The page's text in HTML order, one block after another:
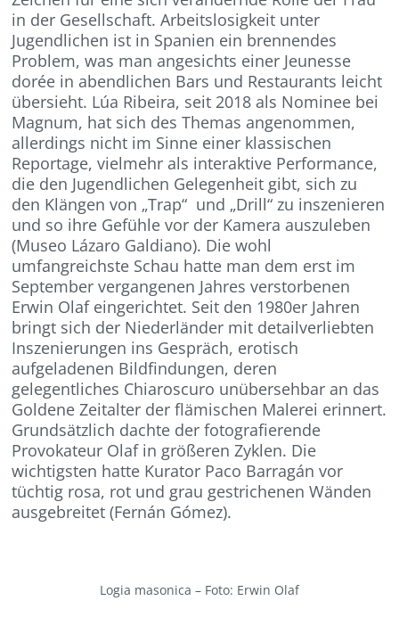
in der Gesellschaft. Arbeitslosigkeit unter
Jugendlichen ist in Spanien ein brennendes
Problem, was man angesichts einer Jeunesse
dorée in abendlichen Bars und Restaurants leicht
übersieht. Lúa Ribeira, seit 2018 als Nominee bei
Magnum, hat sich des Themas angenommen,
allerdings nicht im Sinne einer klassischen
Reportage, vielmehr als interaktive Performance,
die den Jugendlichen Gelegenheit gibt, sich zu
den Klängen von „Trap“ und „Drill“ zu inszenieren
und so ihre Gefühle vor der Kamera auszuleben
(Museo Lázaro Galdiano). Die wohl
umfangreichste Schau hatte man dem erst im
September vergangenen Jahres verstorbenen
Erwin Olaf eingerichtet. Seit den 1980er Jahren
bringt sich der Niederländer mit detailverliebten
Inszenierungen ins Gespräch, erotisch
aufgeladenen Bildfindungen, deren
gelegentliches Chiaroscuro unübersehbar an das
Goldene Zeitalter der flämischen Malerei erinnert.
Grundsätzlich dachte der fotografierende
Provokateur Olaf in größeren Zyklen. Die
wichtigsten hatte Kurator Paco Barragán vor
tüchtig rosa, rot und grau gestrichenen Wänden
ausgebreitet (Fernán Gómez).
Logia masonica – Foto: Erwin Olaf